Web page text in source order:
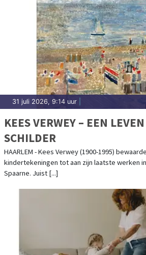
31 juli 2026, 9:14 uur
KEES VERWEY – EEN
SCHILDER
HAARLEM - Kees Verwey (1900-1995)
kindertekeningen tot aan zijn laatste werken
Spaarne. Juist [...]